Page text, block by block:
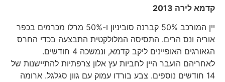
קדמא לירה 2013
יין המורכב 50% קברנה סוביניון ו-50% מרלו מכרמים בכפר
אוריה ונס הרים. התסיסה המלולקטית התבצעה בכדי החרס
הגאורגים האופיינים ליקב קדמא, ונמשכה 4 חודשים.
לאחריהם הועבר היין לחביות עץ אלון צרפתיות להתיישנות של
14 חודשים נוספים. צבע בורדו עמוק עם גוון סגלגל. ארומה